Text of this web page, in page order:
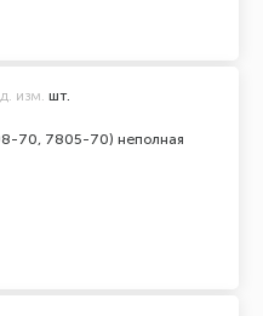
70, 7805-70) неполная
изм. шт.